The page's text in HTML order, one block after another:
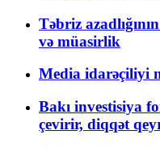
Təbriz
və müasirlik
Media idarəçiliyi
Bakı investisiya
çevirir, diqqət